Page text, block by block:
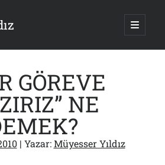
ana
Kurşun Gibi Sözler!..
GÖREVE
NE
| Yazar:Müyesser Yıldız